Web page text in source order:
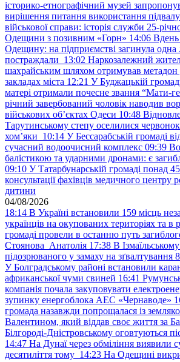
історико-етнографічний музей
вирішення питання використання підвалу
військової справи: історія служби 25-
Одещини з позивним «Горн» 14:06 Вдень
Одещину: на підприємстві загинула одна
постраждали 13:02 Наркозалежний
шахрайським шляхом отримував
закладах міста 12:21 У Буджацькій
матері отримали почесне звання “Мати-
річний завербований чоловік наводив
військових обʼєктах Одеси 10:48
Тарутинському степу оселилися
хом’яки 10:14 У Бессарабській громаді
сучасний водоочисний комплекс 09:39
балістикою та ударними дронами: є
09:10 У Татарбунарській громаді понад
консультації фахівців медичного центру
дитини
04/08/2026
18:14 В Україні встановили 159 місць
українців на окупованих територіях та в
громаді провели в останню путь
Стоянова Анатолія 17:38 В
підозрюваного у замаху на зґвалтування
У Болградському районі встановили
африканської чуми свиней 16:41
компанія почала закуповувати
зупинку енергоблока АЕС «Чернаводе»
громада назавжди попрощалася із
Валентином, який віддав своє життя за
Білгороді-Дністровському оговтуються
14:47 На Дунаї через обміління виявили
десятиліття тому 14:23 На Одещині